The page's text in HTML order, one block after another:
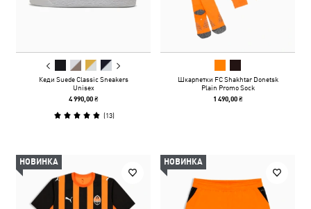
Кеди Suede Classic Sneakers
Unisex
4 990,00 ₴
(13)
Шкарпетки FC Shakhtar Donetsk
Plain Promo Sock
1 490,00 ₴
НОВИНКА НОВИНКА